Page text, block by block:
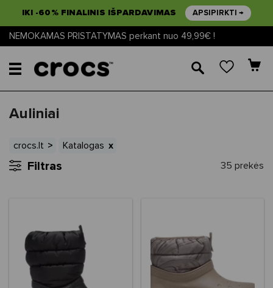
IKI -60% FINALINIS IŠPARDAVIMAS APSIPIRKTI →
NEMOKAMAS PRISTATYMAS perkant nuo 49,99€ !
🔎
Auliniai
crocs.lt Katalogas
Filtras 35 prekės